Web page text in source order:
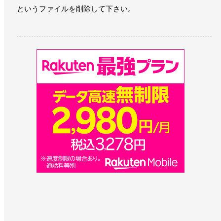
というファイルを削除して下さい。